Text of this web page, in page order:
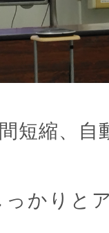
短縮、自
っかりと